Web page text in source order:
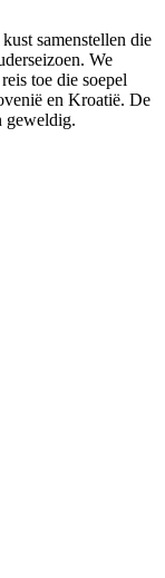
samenstellen die
We
toe die soepel
en Kroatië. De
geweldig.